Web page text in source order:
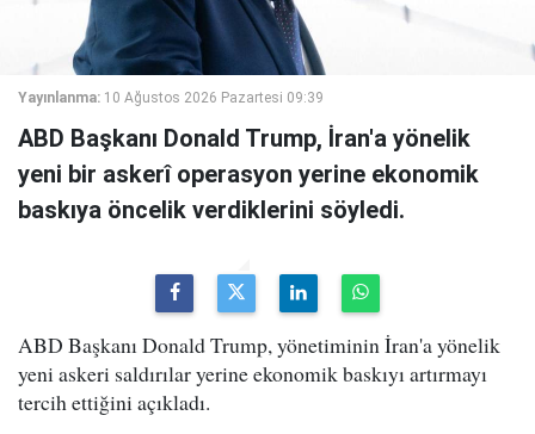
Yayınlanma: 10 Ağustos 2026 Pazartesi 09:39
ABD Başkanı Donald Trump, İran'a yönelik
yeni bir askerî operasyon yerine ekonomik
baskıya öncelik verdiklerini söyledi.
ABD Başkanı Donald Trump, yönetiminin İran'a yönelik
yeni askeri saldırılar yerine ekonomik baskıyı artırmayı
tercih ettiğini açıkladı.